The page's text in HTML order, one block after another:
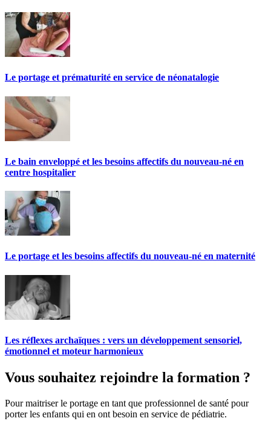
Le portage et prématurité en service de néonatalogie
Le bain enveloppé et les besoins affectifs du nouveau-né en
centre hospitalier
Le portage et les besoins affectifs du nouveau-né en maternité
Les réflexes archaïques : vers un développement sensoriel,
émotionnel et moteur harmonieux
Vous souhaitez rejoindre la formation ?
Pour maitriser le portage en tant que professionnel de santé pour
porter les enfants qui en ont besoin en service de pédiatrie.